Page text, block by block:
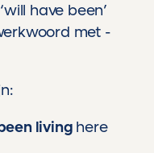
have been’
met -
living here